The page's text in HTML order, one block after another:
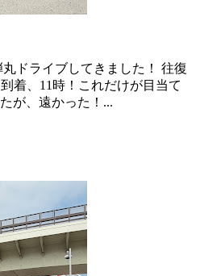
ドライブしてきました！ 往復
着、11時！これだけが目当て
が、遠かった！...